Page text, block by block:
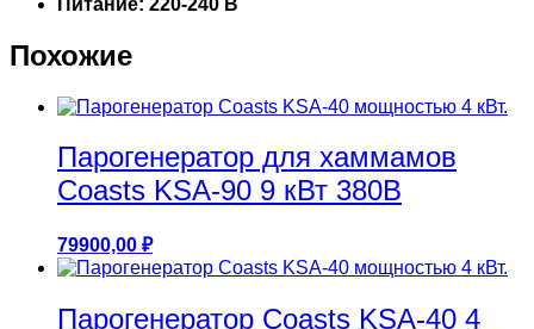
Похожие
Парогенератор для хаммамов
Coasts KSA-90 9 кВт 380В
79900,00 ₽
Парогенератор Coasts KSA-40 4